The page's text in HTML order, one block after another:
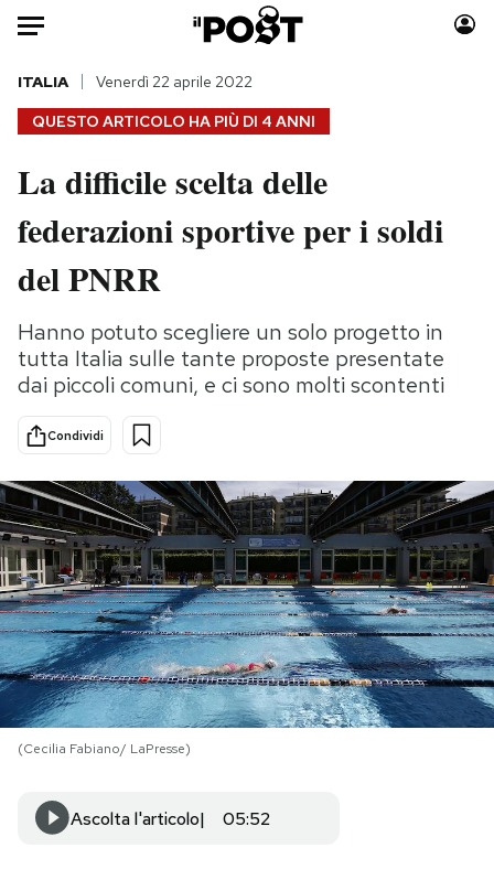
Auto
HOME
Italia
Politica
Tecnologia
Scienza
Cultura
Sport
Moda
Consumismi
Media
Europa
PODCAST
NEWSLETTER
I MIEI PREFERITI
SHOP
CALENDARIO
QUESTO ARTICOLO HA PIÙ DI 4 ANNI
ITALIA Venerdì 22 aprile 2022
La difficile scelta delle
federazioni sportive per i soldi
del PNRR
Hanno potuto scegliere un solo progetto in
tutta Italia sulle tante proposte presentate
dai piccoli comuni, e ci sono molti scontenti
Condividi
(Cecilia Fabiano/ LaPresse)
Ascolta l'articolo 05:52